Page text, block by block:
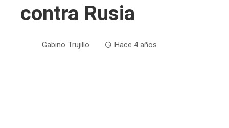
contra Rusia
Gabino Trujillo Hace 4 años